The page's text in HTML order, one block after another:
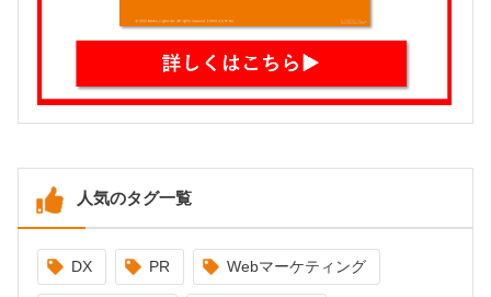
人気のタグ一覧
DX PR Webマーケティング